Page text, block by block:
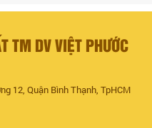
TM DV VIỆT PHƯỚC
12, Quận Bình Thạnh, TpHCM